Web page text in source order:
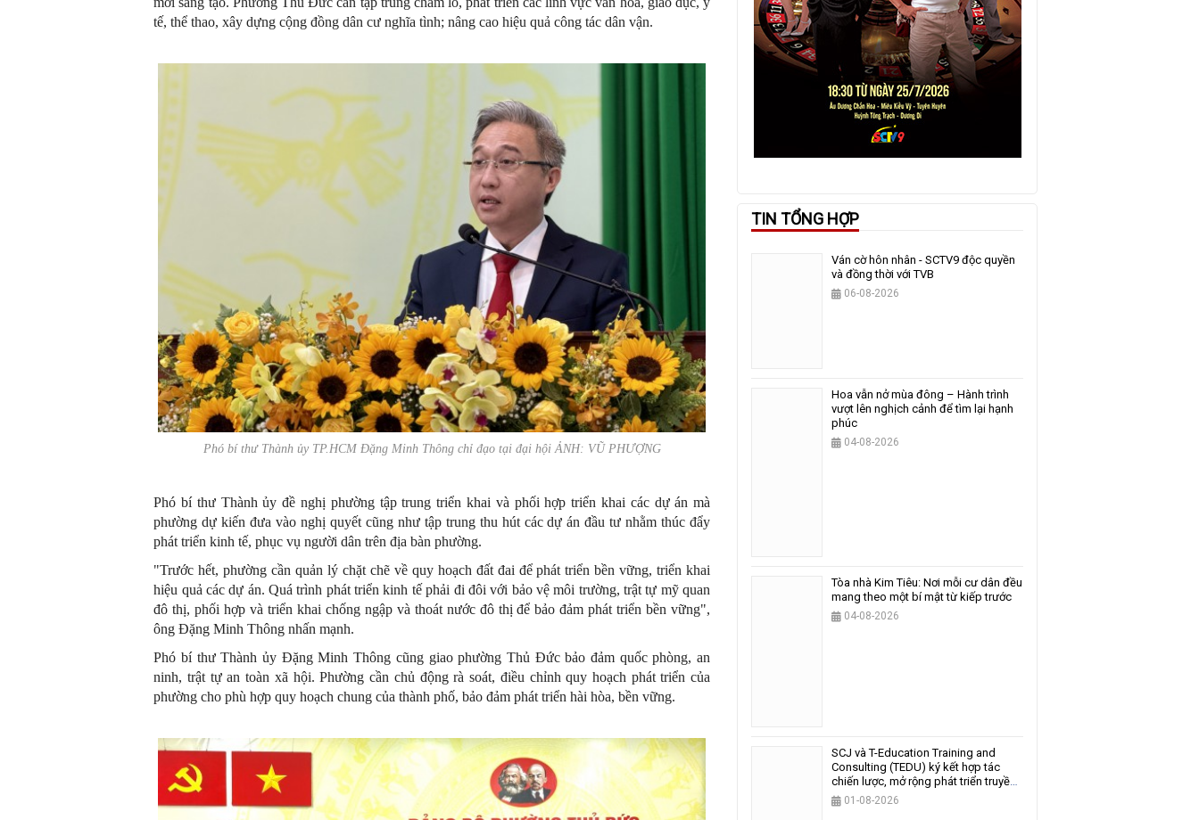
tế, thể thao, xây dựng cộng đồng dân cư nghĩa tình; nâng cao hiệu quả công tác dân vận.
Phó bí thư Thành ủy TP.HCM Đặng Minh Thông chỉ đạo tại đại hội ẢNH: VŨ PHƯỢNG
Phó bí thư Thành ủy đề nghị phường tập trung triển khai và phối hợp triển khai các dự án mà
phường dự kiến đưa vào nghị quyết cũng như tập trung thu hút các dự án đầu tư nhằm thúc đẩy
phát triển kinh tế, phục vụ người dân trên địa bàn phường.
"Trước hết, phường cần quản lý chặt chẽ về quy hoạch đất đai để phát triển bền vững, triển khai
hiệu quả các dự án. Quá trình phát triển kinh tế phải đi đôi với bảo vệ môi trường, trật tự mỹ quan
đô thị, phối hợp và triển khai chống ngập và thoát nước đô thị để bảo đảm phát triển bền vững",
ông Đặng Minh Thông nhấn mạnh.
Phó bí thư Thành ủy Đặng Minh Thông cũng giao phường Thủ Đức bảo đảm quốc phòng, an
ninh, trật tự an toàn xã hội. Phường cần chủ động rà soát, điều chỉnh quy hoạch phát triển của
phường cho phù hợp quy hoạch chung của thành phố, bảo đảm phát triển hài hòa, bền vững.
TIN TỔNG HỢP
Ván cờ hôn nhân - SCTV9 độc quyền
và đồng thời với TVB
06-08-2026
Hoa vẫn nở mùa đông – Hành trình
vượt lên nghịch cảnh để tìm lại hạnh
phúc
04-08-2026
Tòa nhà Kim Tiêu: Nơi mỗi cư dân đều
mang theo một bí mật từ kiếp trước
04-08-2026
SCJ và T-Education Training and
Consulting (TEDU) ký kết hợp tác
chiến lược, mở rộng phát triển truyền
thông và giáo dục
01-08-2026